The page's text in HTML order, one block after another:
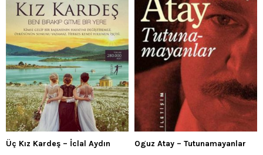
Üç Kız Kardeş – İclal Aydın Oguz Atay – Tutunamayanlar